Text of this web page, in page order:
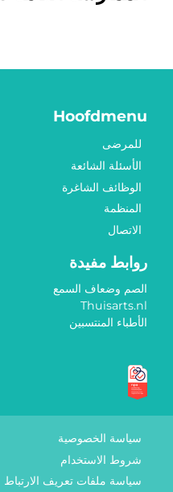
Hoofdmenu
للمرضى
الأسئلة الشائعة
الوظائف الشاغرة
المنظمة
الاتصال
روابط مفيدة
الصم وضعاف السمع
Thuisarts.nl
الأطباء المنتسبين
سياسة الخصوصية
شروط الاستخدام
سياسة ملفات تعريف الارتباط